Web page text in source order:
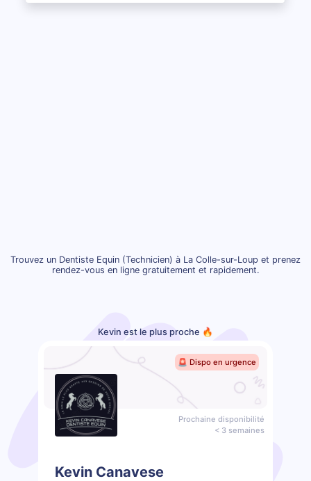
Trouvez un Dentiste Equin (Technicien) à La Colle-sur-Loup et prenez
rendez-vous en ligne gratuitement et rapidement.
Kevin est le plus proche 🔥
🚨 Dispo en urgence
Prochaine disponibilité
< 3 semaines
Kevin Canavese